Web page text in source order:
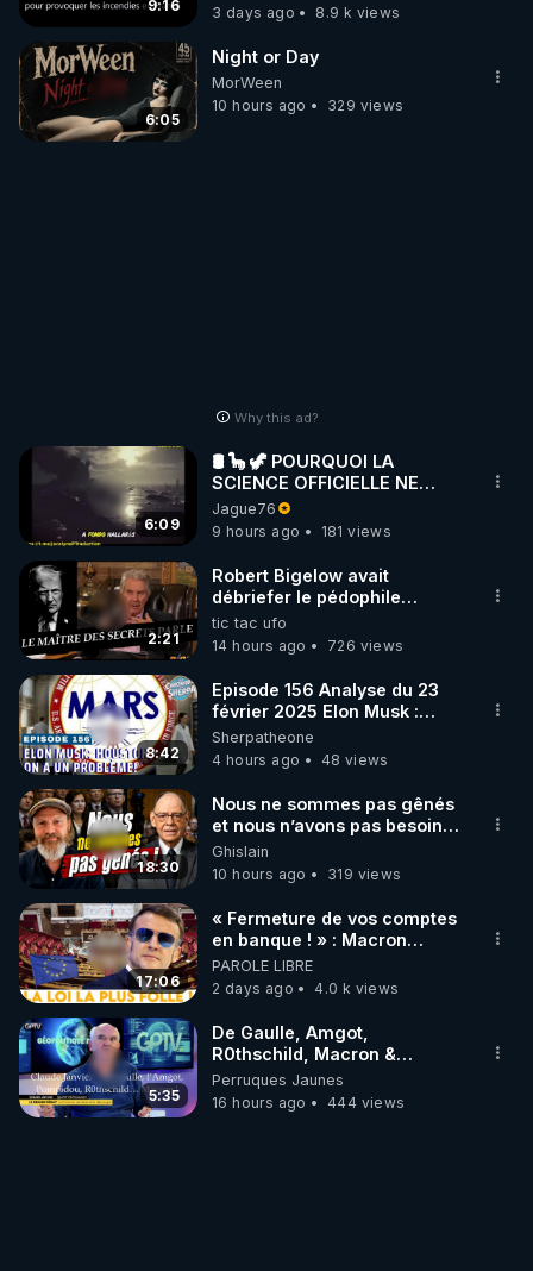
9:16
?
3 days ago
8.9 k views
6:05
Night or Day
MorWeen
10 hours ago
329 views
Why this ad?
6:09
🛢 🦕 🦖 POURQUOI LA
SCIENCE OFFICIELLE NE
CONNAÎT-ELLE PAS LA VRAIE
ORIGINE DU PÉTROLE ?
Jague76
9 hours ago
181 views
2:21
Robert Bigelow avait
débriefer le pédophile
génocidaire de donald j
trump
tic tac ufo
14 hours ago
726 views
8:42
Episode 156 Analyse du 23
février 2025 Elon Musk :
Houston , on a un problème !
Sherpatheone
4 hours ago
48 views
18:30
Nous ne sommes pas gênés
et nous n’avons pas besoin
de nous excuser ! #jw
#jehovah #collegecentral
Ghislain
10 hours ago
319 views
17:06
« Fermeture de vos comptes
en banque ! » : Macron
impose une loi folle !
PAROLE LIBRE
2 days ago
4.0 k views
5:35
De Gaulle, Amgot,
R0thschild, Macron &
Pompidou… Macron Claude
Janvier, GPTV, 18 X 2024
Perruques Jaunes
16 hours ago
444 views